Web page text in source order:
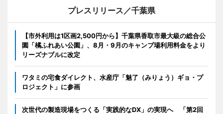
プレスリリース／千葉県
【市外利用は1区画2,500円から】千葉県香取市最大級の総合公
園「橘ふれあい公園」、8月・9月のキャンプ場利用料金をより
リーズナブルに改定
ワタミの宅食ダイレクト、水産庁「魅了（みりょう）ギョ・プ
ロジェクト」に参画
次世代の製造現場をつくる「実践的なDX」の実現へ 「第2回